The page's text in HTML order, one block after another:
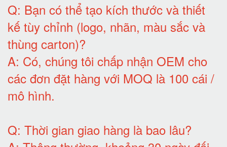
Q: Bạn có thể tạo kích thước và thiết
kế tùy chỉnh (logo, nhãn, màu sắc và
thùng carton)?
A: Có, chúng tôi chấp nhận OEM cho
các đơn đặt hàng với MOQ là 100 cái /
mô hình.
Q: Thời gian giao hàng là bao lâu?